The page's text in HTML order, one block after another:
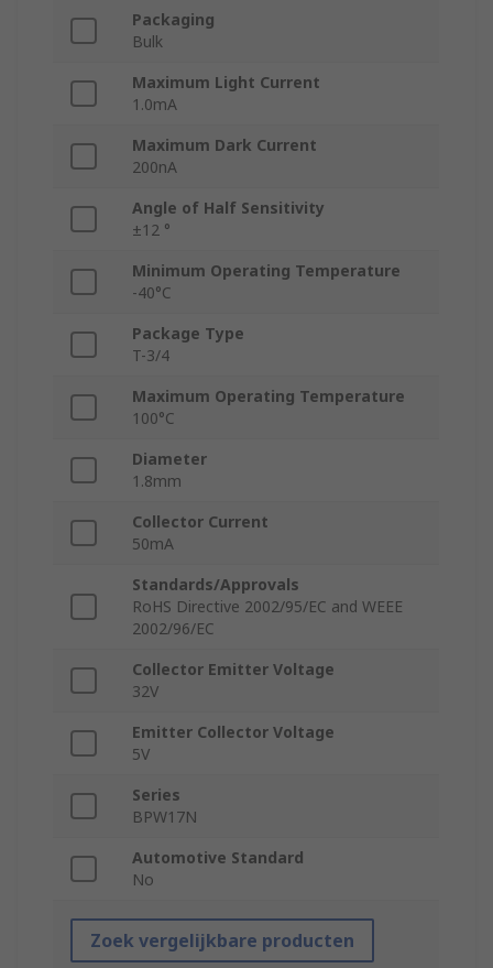
Packaging
Bulk
Maximum Light Current
1.0mA
Maximum Dark Current
200nA
Angle of Half Sensitivity
±12 °
Minimum Operating Temperature
-40°C
Package Type
T-3/4
Maximum Operating Temperature
100°C
Diameter
1.8mm
Collector Current
50mA
Standards/Approvals
RoHS Directive 2002/95/EC and WEEE
2002/96/EC
Collector Emitter Voltage
32V
Emitter Collector Voltage
5V
Series
BPW17N
Automotive Standard
No
Zoek vergelijkbare producten